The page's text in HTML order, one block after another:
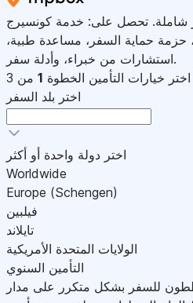
تحصل على: خدمة كونسيرج
على مدار الساعة 24/7، حزمة حماية السفر، مساعدة طبية،
استشارات من خبراء، وأدلة سفر.
اختر خيارات التأمين الخطوة 1 من 3
اختر بلد السفر
اختر دولة واحدة أو أكثر
Worldwide
Europe (Schengen)
فيلبين
تايلاند
الولايات المتحدة الأمريكية
التأمين السنوي
للسفر بشكل متكرر على مدار